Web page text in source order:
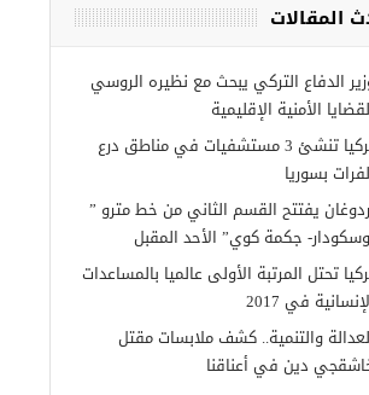
الدفاع التركي يبحث مع نظيره الروسي
الأمنية الإقليمية
بسوريا
يفتتح القسم الثاني من خط مترو ”
جكمة كوي” الأحد المقبل
تحتل المرتبة الأولى عالميا بالمساعدات
في 2017
والتنمية.. كشف ملابسات مقتل